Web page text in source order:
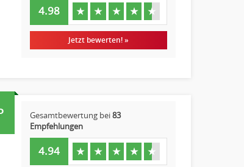
4.98 ★ ★ ★ ★ ★
Jetzt bewerten! »
Gesamtbewertung bei83
Empfehlungen
4.94 ★ ★ ★ ★ ★